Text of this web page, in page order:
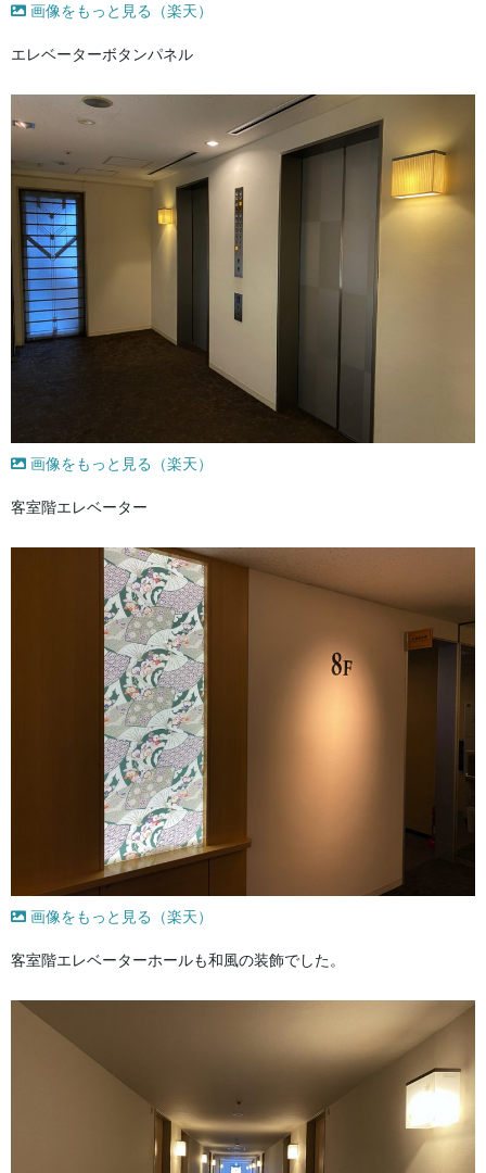
画像をもっと見る（楽天）
エレベーターボタンパネル
画像をもっと見る（楽天）
客室階エレベーター
画像をもっと見る（楽天）
客室階エレベーターホールも和風の装飾でした。